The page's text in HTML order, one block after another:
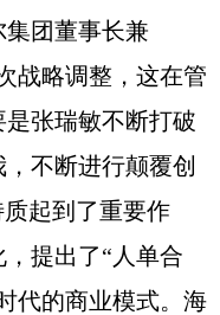
集团董事长兼
战略调整，这在管
张瑞敏不断打破
不断进行颠覆创
起到了重要作
提出了“人单合
代的商业模式。海